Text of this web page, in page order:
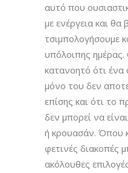
αυτό που
με ενέργεια και θα
τσιμπολογήσουμε
υπόλοιπης ημέρας.
κατανοητό ότι ένα
μόνο του δεν
επίσης και ότι το
δεν μπορεί να
ή κρουασάν. Όπου
φετινές διακοπές
ακόλουθες